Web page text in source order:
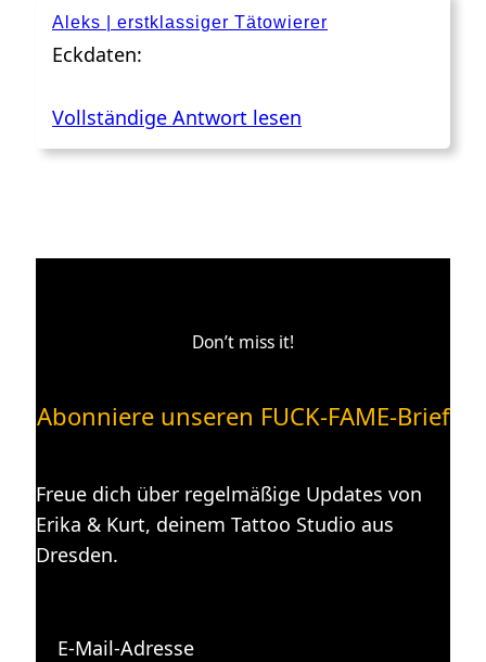
Aleks | erstklassiger Tätowierer
Eckdaten:
Vollständige Antwort lesen
Don’t miss it!
Abonniere unseren FUCK-FAME-Brief
Freue dich über regelmäßige Updates von
Erika & Kurt, deinem Tattoo Studio aus
Dresden.
E-Mail-Adresse